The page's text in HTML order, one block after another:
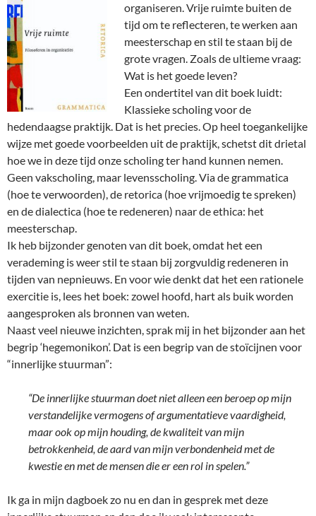
organiseren. Vrije ruimte buiten de
tijd om te reflecteren, te werken aan
meesterschap en stil te staan bij de
grote vragen. Zoals de ultieme vraag:
Wat is het goede leven?
Een ondertitel van dit boek luidt:
Klassieke scholing voor de
hedendaagse praktijk. Dat is het precies. Op heel toegankelijke
wijze met goede voorbeelden uit de praktijk, schetst dit drietal
hoe we in deze tijd onze scholing ter hand kunnen nemen.
Geen vakscholing, maar levensscholing. Via de grammatica
(hoe te verwoorden), de retorica (hoe vrijmoedig te spreken)
en de dialectica (hoe te redeneren) naar de ethica: het
meesterschap.
Ik heb bijzonder genoten van dit boek, omdat het een
verademing is weer stil te staan bij zorgvuldig redeneren in
tijden van nepnieuws. En voor wie denkt dat het een rationele
exercitie is, lees het boek: zowel hoofd, hart als buik worden
aangesproken als bronnen van weten.
Naast veel nieuwe inzichten, sprak mij in het bijzonder aan het
begrip ‘hegemonikon’. Dat is een begrip van de stoïcijnen voor
“innerlijke stuurman”:
“De innerlijke stuurman doet niet alleen een beroep op mijn
verstandelijke vermogens of argumentatieve vaardigheid,
maar ook op mijn houding, de kwaliteit van mijn
betrokkenheid, de aard van mijn verbondenheid met de
kwestie en met de mensen die er een rol in spelen.”
Ik ga in mijn dagboek zo nu en dan in gesprek met deze